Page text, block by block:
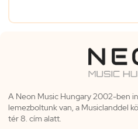
A Neon Music Hungary 2002-ben
lemezboltunk van, a Musiclanddel
tér 8. cím alatt.